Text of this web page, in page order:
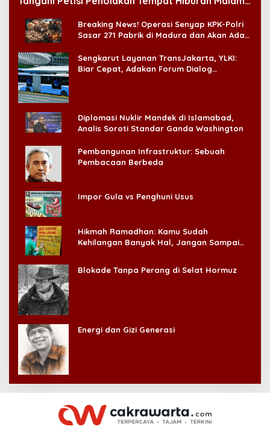
Breaking News! Operasi Senyap KPK-Polri
Sasar 271 Pabrik di Madura dan Akan Ada
Sengkarut Layanan TransJakarta, YLKI:
Biar Cepat, Adakan Forum Dialog
Diplomasi Nuklir Mandek di Islamabad,
Analis Soroti Standar Ganda Washington
Pembangunan Infrastruktur: Sebuah
Pembacaan Berbeda
Impor Gula vs Penghuni Usus
Hikmah Ramadhan: Kamu Sudah
Kehilangan Banyak Hal, Jangan Sampai
Blokade Tanpa Perang di Selat Hormuz
Energi dan Gizi Generasi